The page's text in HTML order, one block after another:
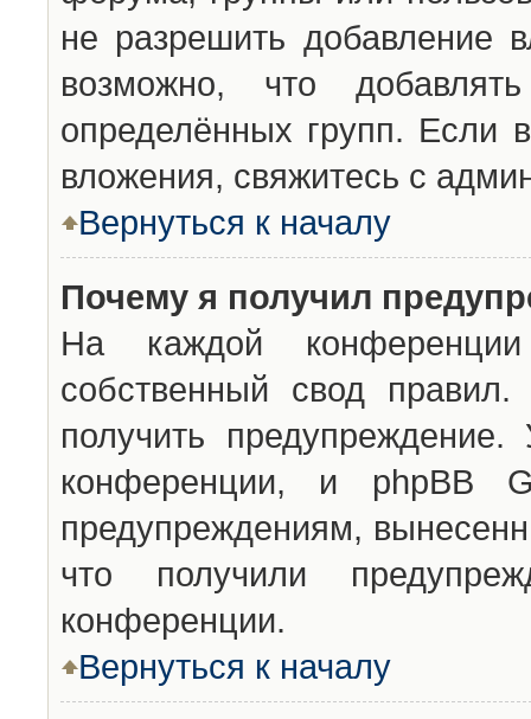
не разрешить добавление
возможно, что
определённых групп. Если
вложения, свяжитесь с
Вернуться к началу
Почему я получил
На каждой конференции
собственный свод
получить
конференции, и phpBB
предупреждениям,
что получили
конференции.
Вернуться к началу